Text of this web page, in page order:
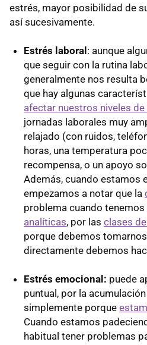
estrés, mayor posibilidad de
así sucesivamente.
Estrés laboral: aunque
que seguir con la rutina
generalmente nos resulta
que hay algunas
afectar nuestros niveles
jornadas laborales muy
relajado (con ruidos,
horas, una temperatura
recompensa, o un apoyo
Además, cuando estamos
empezamos a notar que la
problema cuando
analíticas, por las clases
porque debemos
directamente debemos
Estrés emocional: puede
puntual, por la
simplemente porque
Cuando estamos
habitual tener problemas